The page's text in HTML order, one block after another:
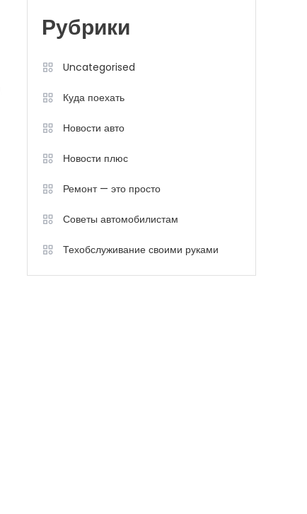
Рубрики
Uncategorised
Куда поехать
Новости авто
Новости плюс
Ремонт — это просто
Советы автомобилистам
Техобслуживание своими руками